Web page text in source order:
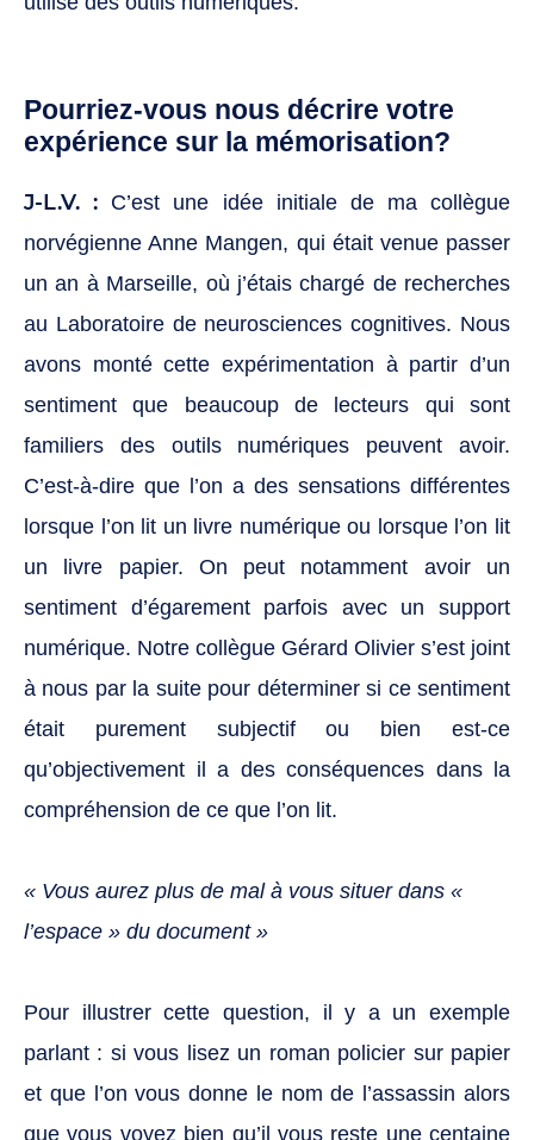
Pourriez-vous nous décrire votre
expérience sur la mémorisation?
J-L.V. : C’est une idée initiale de ma collègue
norvégienne Anne Mangen, qui était venue passer
un an à Marseille, où j’étais chargé de recherches
au Laboratoire de neurosciences cognitives. Nous
avons monté cette expérimentation à partir d’un
sentiment que beaucoup de lecteurs qui sont
familiers des outils numériques peuvent avoir.
C’est-à-dire que l’on a des sensations différentes
lorsque l’on lit un livre numérique ou lorsque l’on lit
un livre papier. On peut notamment avoir un
sentiment d’égarement parfois avec un support
numérique. Notre collègue Gérard Olivier s’est joint
à nous par la suite pour déterminer si ce sentiment
était purement subjectif ou bien est-ce
qu’objectivement il a des conséquences dans la
compréhension de ce que l’on lit.
« Vous aurez plus de mal à vous situer dans «
l’espace » du document »
Pour illustrer cette question, il y a un exemple
parlant : si vous lisez un roman policier sur papier
et que l’on vous donne le nom de l’assassin alors
que vous voyez bien qu’il vous reste une centaine